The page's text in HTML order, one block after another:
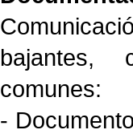
bajantes,
comunes:
-